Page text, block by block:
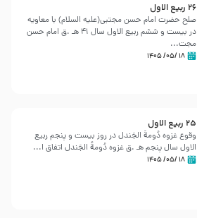
26 ربيع الاول
صلح حضرت امام حسن مجتبی(علیه السلام) با معاویه
در بیست و ششم ربیع الاول سال 41 هـ .ق امام حسن
مجت...
۱۸ /۰۵/ ۱۴۰۵
25 ربيع الاول
وقوع غزوه دُومةُ الجَندل در روز بیست و پنجم ربیع
الاول سال پنجم هـ .ق غزوه دُومةُ الجَندل اتفاق ا...
۱۸ /۰۵/ ۱۴۰۵